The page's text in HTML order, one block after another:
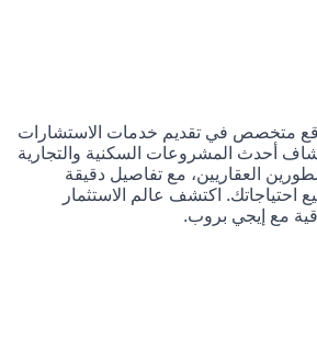
متخصص في تقديم خدمات الاستشارات
أحدث المشروعات السكنية والتجارية
العقاريين، مع تفاصيل دقيقة
احتياجاتك. اكتشف عالم الاستثمار
مع إيجي بروب.